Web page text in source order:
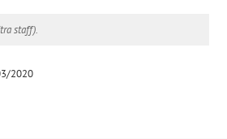
staff).
2020